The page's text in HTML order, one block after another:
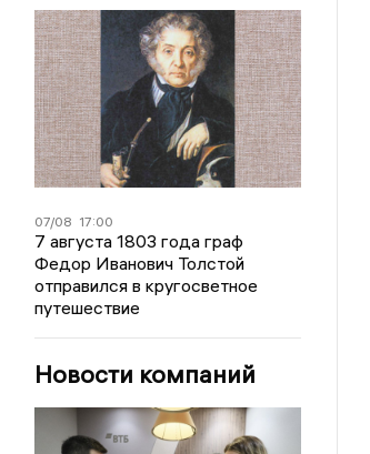
07/08 17:00
7 августа 1803 года граф
Федор Иванович Толстой
отправился в кругосветное
путешествие
Новости компаний